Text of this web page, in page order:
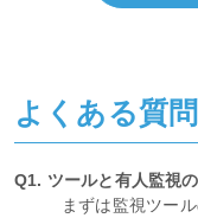
よくある質問
Q1. ツールと有人監視
まずは監視ツー